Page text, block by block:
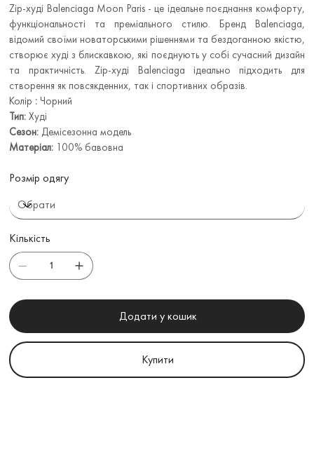
Zip-худі Balenciaga Moon Paris - це ідеальне поєднання комфорту,
функціональності та преміального стилю. Бренд Balenciaga,
відомий своїми новаторськими рішеннями та бездоганною якістю,
створює худі з блискавкою, які поєднують у собі сучасний дизайн
та практичність. Zip-худі Balenciaga ідеально підходить для
створення як повсякденних, так і спортивних образів.
Колір : Чорний
Тип: Худі
Сезон: Демісезонна модель
Матеріал: 100% бавовна
Розмір одягу
Кількість
Додати у кошик
Купити